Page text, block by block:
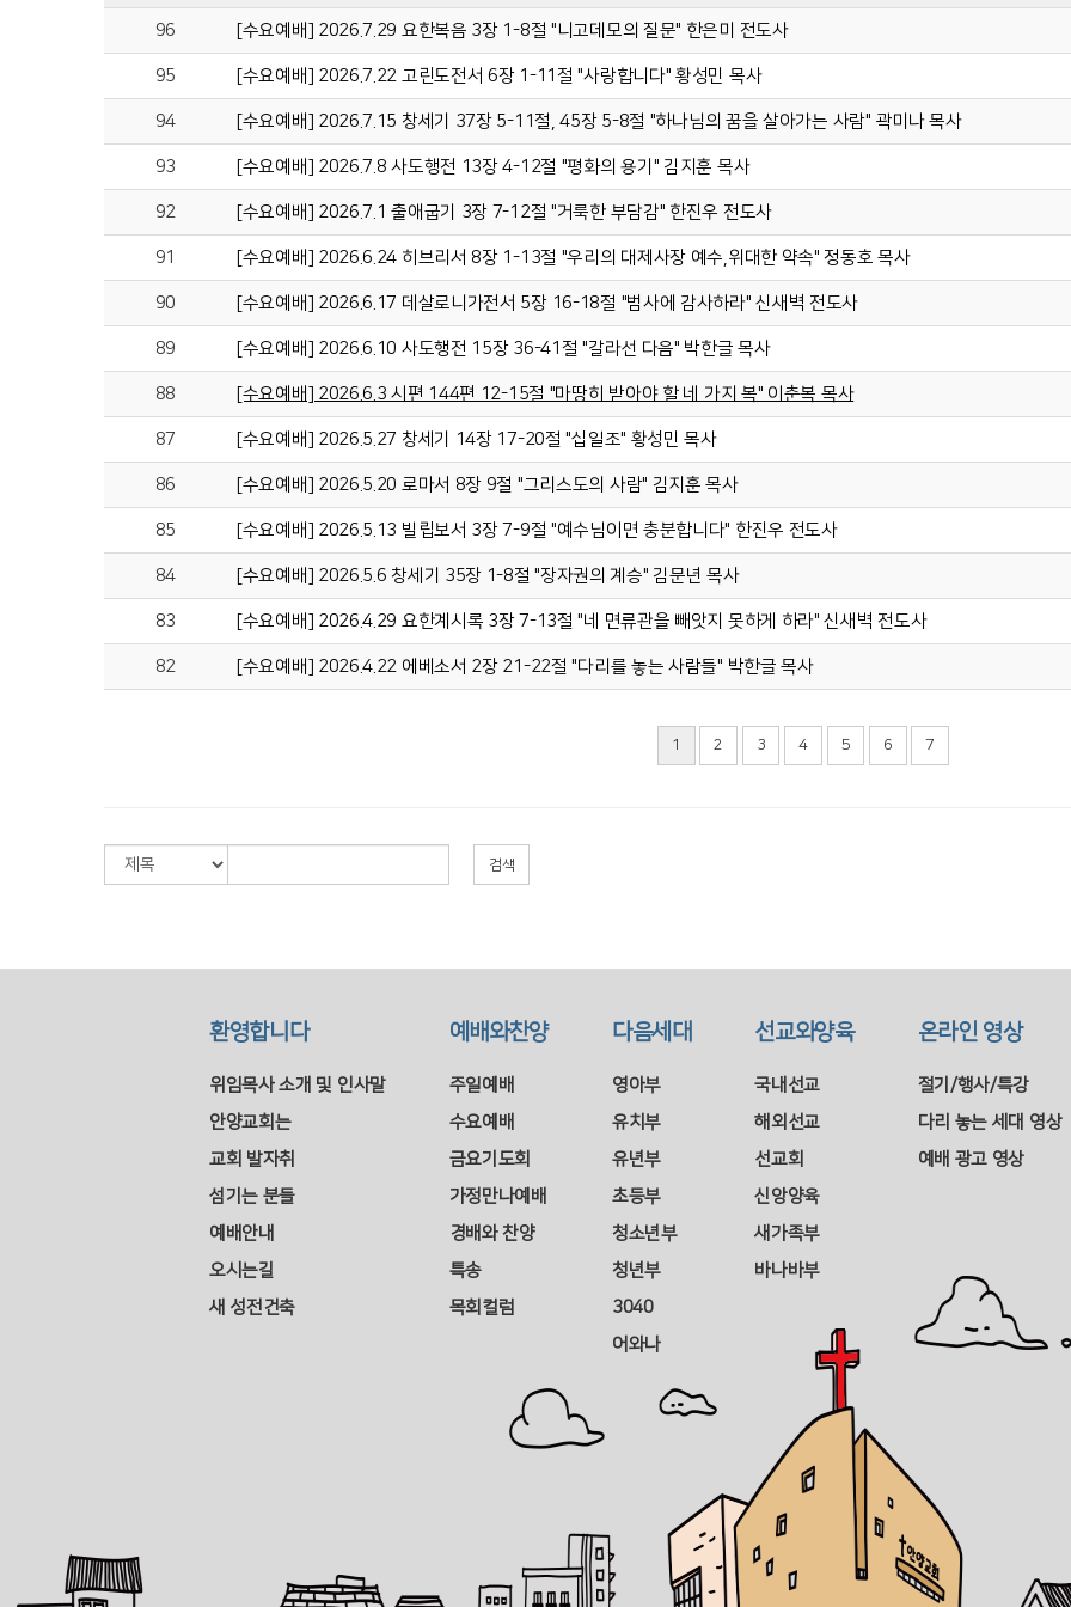
96 [수요예배] 2026.7.29 요한복음 3장 1-8절 "니고데모의 질문" 한은미 전도사
95 [수요예배] 2026.7.22 고린도전서 6장 1-11절 "사랑합니다" 황성민 목사
94 [수요예배] 2026.7.15 창세기 37장 5-11절, 45장 5-8절 "하나님의 꿈을 살아가는 사람" 곽미나 목사
93 [수요예배] 2026.7.8 사도행전 13장 4-12절 "평화의 용기" 김지훈 목사
92 [수요예배] 2026.7.1 출애굽기 3장 7-12절 "거룩한 부담감" 한진우 전도사
91 [수요예배] 2026.6.24 히브리서 8장 1-13절 "우리의 대제사장 예수,위대한 약속" 정동호 목사
90 [수요예배] 2026.6.17 데살로니가전서 5장 16-18절 "범사에 감사하라" 신새벽 전도사
89 [수요예배] 2026.6.10 사도행전 15장 36-41절 "갈라선 다음" 박한글 목사
88 [수요예배] 2026.6.3 시편 144편 12-15절 "마땅히 받아야 할 네 가지 복" 이춘복 목사
87 [수요예배] 2026.5.27 창세기 14장 17-20절 "십일조" 황성민 목사
86 [수요예배] 2026.5.20 로마서 8장 9절 "그리스도의 사람" 김지훈 목사
85 [수요예배] 2026.5.13 빌립보서 3장 7-9절 "예수님이면 충분합니다" 한진우 전도사
84 [수요예배] 2026.5.6 창세기 35장 1-8절 "장자권의 계승" 김문년 목사
83 [수요예배] 2026.4.29 요한계시록 3장 7-13절 "네 면류관을 빼앗지 못하게 하라" 신새벽 전도사
82 [수요예배] 2026.4.22 에베소서 2장 21-22절 "다리를 놓는 사람들" 박한글 목사
1 2 3 4 5 6 7
검색
환영합니다
위임목사 소개 및 인사말
안양교회는
교회 발자취
섬기는 분들
예배안내
오시는길
새 성전건축
예배와찬양
주일예배
수요예배
금요기도회
가정만나예배
경배와 찬양
특송
목회컬럼
다음세대
영아부
유치부
유년부
초등부
청소년부
청년부
3040
어와나
선교와양육
국내선교
해외선교
선교회
신앙양육
새가족부
바나바부
온라인 영상
절기/행사/특강
다리 놓는 세대 영상
예배 광고 영상